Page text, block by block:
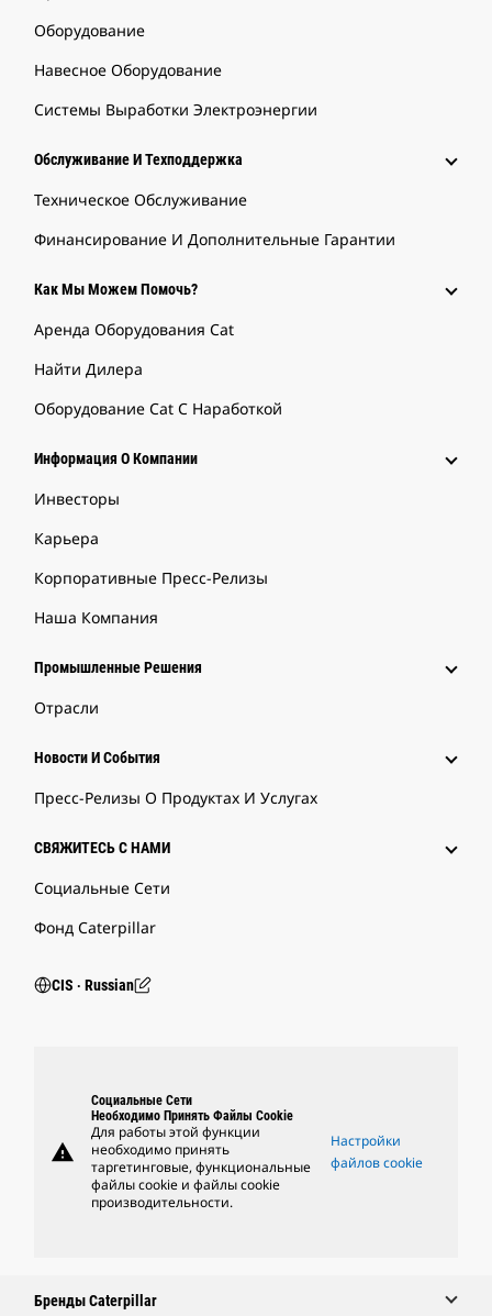
Оборудование
Навесное Оборудование
Системы Выработки Электроэнергии
Обслуживание И Техподдержка
Техническое Обслуживание
Финансирование И Дополнительные Гарантии
Как Мы Можем Помочь?
Аренда Оборудования Cat
Найти Дилера
Оборудование Cat С Наработкой
Информация О Компании
Инвесторы
Карьера
Корпоративные Пресс-Релизы
Наша Компания
Промышленные Решения
Отрасли
Новости И События
Пресс-Релизы О Продуктах И Услугах
СВЯЖИТЕСЬ С НАМИ
Социальные Сети
Фонд Caterpillar
CIS ‧ Russian
warning
Социальные Сети
Необходимо Принять Файлы Cookie
Для работы этой функции
необходимо принять
таргетинговые, функциональные
файлы cookie и файлы cookie
производительности.
Настройки
файлов cookie
Бренды Caterpillar